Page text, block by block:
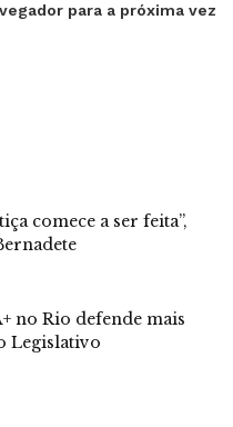
para a próxima vez
comece a ser feita”,
no Rio defende mais
Legislativo